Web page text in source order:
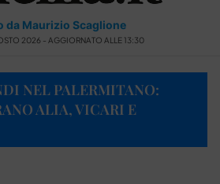
da Maurizio Scaglione
2026 - AGGIORNATO ALLE 13:30
NEL PALERMITANO:
ALIA, VICARI E